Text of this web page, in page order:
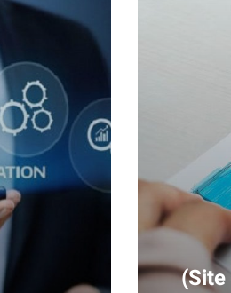
محتوای سایت (Site Content)